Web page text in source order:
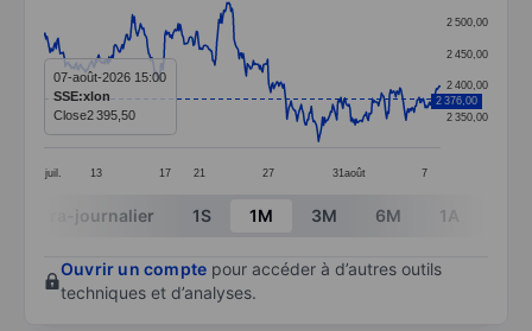
Line chart with 391 data points.
The chart has 1 X axis displaying categories.
The chart has 1 Y axis displaying values. Data
juil. 13 17 21 27 31 août 7
2 350,00
2 400,00
2 450,00
2 500,00
2 376,00
07-août-2026 15:00
SSE:xlon
Close2 395,50
End of interactive chart.
Intra-journalier 1S 1M 3M 6M 1A
Ouvrir un compte pour accéder à d’autres outils
techniques et d’analyses.